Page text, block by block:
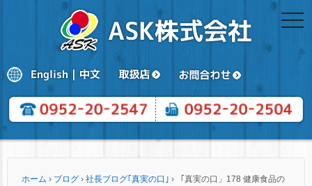
ホーム › ブログ › 社長ブログ｢真実の口｣ ›
「真実の口」178 健康食品の